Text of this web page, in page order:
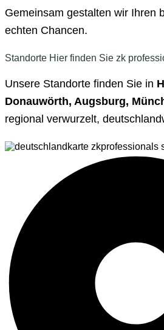
Gemeinsam gestalten wir Ihren
echten Chancen.
Standorte Hier finden Sie zk
Unsere Standorte finden Sie in
Donauwörth, Augsburg,
regional verwurzelt,